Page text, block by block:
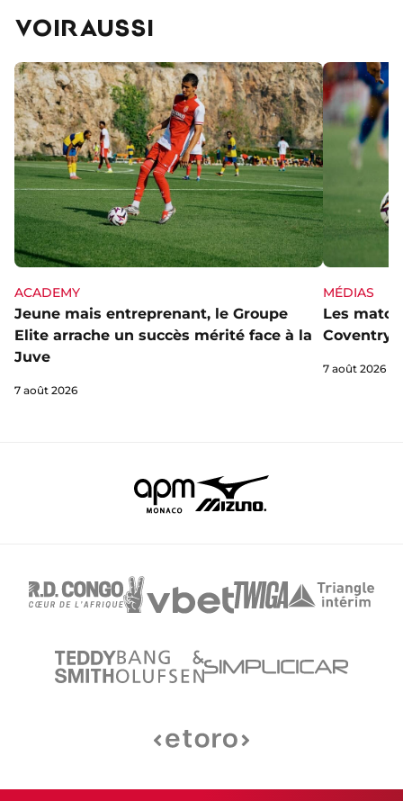
VOIR AUSSI
ACADEMY
Jeune mais entreprenant, le Groupe
Elite arrache un succès mérité face à la
Juve
7 août 2026
MÉDIAS
Les
Coventry
7 août 2026